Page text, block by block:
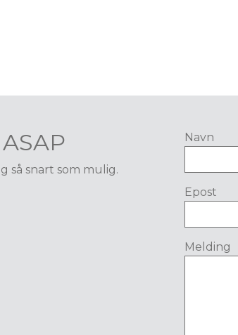
så snart som mulig.
Navn
Epost
Melding